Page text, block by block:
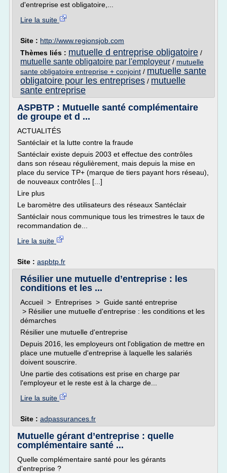
d'entreprise est obligatoire,...
Lire la suite
Site : http://www.regionsjob.com
Thèmes liés : mutuelle d entreprise obligatoire /
mutuelle sante obligatoire par l'employeur / mutuelle
sante obligatoire entreprise + conjoint / mutuelle sante
obligatoire pour les entreprises / mutuelle
sante entreprise
ASPBTP : Mutuelle santé complémentaire
de groupe et d ...
ACTUALITÉS
Santéclair et la lutte contre la fraude
Santéclair existe depuis 2003 et effectue des contrôles
dans son réseau régulièrement, mais depuis la mise en
place du service TP+ (marque de tiers payant hors réseau),
de nouveaux contrôles [...]
Lire plus
Le baromètre des utilisateurs des réseaux Santéclair
Santéclair nous communique tous les trimestres le taux de
recommandation de...
Lire la suite
Site : aspbtp.fr
Résilier une mutuelle d’entreprise : les
conditions et les ...
Accueil > Entreprises > Guide santé entreprise
> Résilier une mutuelle d'entreprise : les conditions et les
démarches
Résilier une mutuelle d'entreprise
Depuis 2016, les employeurs ont l'obligation de mettre en
place une mutuelle d'entreprise à laquelle les salariés
doivent souscrire.
Une partie des cotisations est prise en charge par
l'employeur et le reste est à la charge de...
Lire la suite
Site : adpassurances.fr
Mutuelle gérant d’entreprise : quelle
complémentaire santé ...
Quelle complémentaire santé pour les gérants
d'entreprise ?